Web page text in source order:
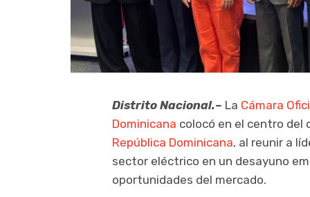
Distrito Nacional.– La Cámara
Dominicana colocó en el centro del
República Dominicana, al reunir a
sector eléctrico en un desayuno
oportunidades del mercado.